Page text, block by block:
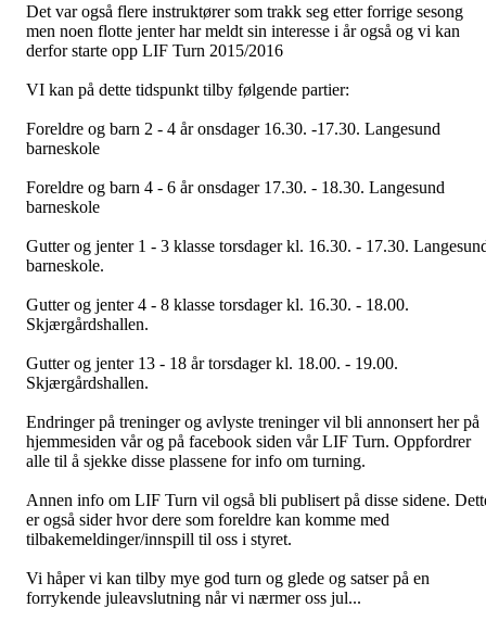
Det var også flere instruktører som trakk seg etter forrige sesong
men noen flotte jenter har meldt sin interesse i år også og vi kan
derfor starte opp LIF Turn 2015/2016
VI kan på dette tidspunkt tilby følgende partier:
Foreldre og barn 2 - 4 år onsdager 16.30. -17.30. Langesund
barneskole
Foreldre og barn 4 - 6 år onsdager 17.30. - 18.30. Langesund
barneskole
Gutter og jenter 1 - 3 klasse torsdager kl. 16.30. - 17.30.
barneskole.
Gutter og jenter 4 - 8 klasse torsdager kl. 16.30. - 18.00.
Skjærgårdshallen.
Gutter og jenter 13 - 18 år torsdager kl. 18.00. - 19.00.
Skjærgårdshallen.
Endringer på treninger og avlyste treninger vil bli annonsert her på
hjemmesiden vår og på facebook siden vår LIF Turn. Oppfordrer
alle til å sjekke disse plassene for info om turning.
Annen info om LIF Turn vil også bli publisert på disse sidene.
er også sider hvor dere som foreldre kan komme med
tilbakemeldinger/innspill til oss i styret.
Vi håper vi kan tilby mye god turn og glede og satser på en
forrykende juleavslutning når vi nærmer oss jul...